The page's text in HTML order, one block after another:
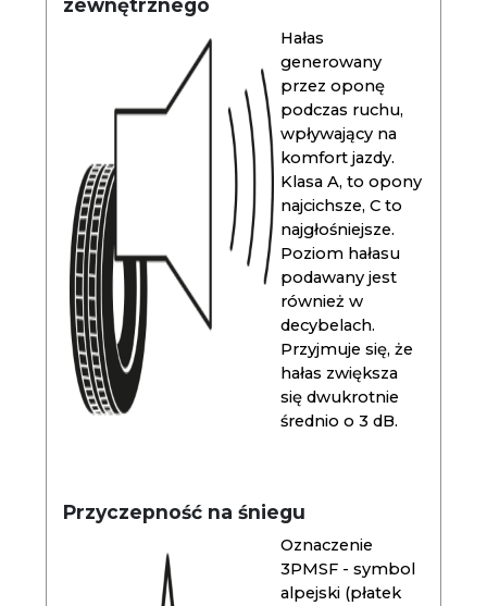
zewnętrznego
Hałas
generowany
przez oponę
podczas ruchu,
wpływający na
komfort jazdy.
Klasa A, to opony
najcichsze, C to
najgłośniejsze.
Poziom hałasu
podawany jest
również w
decybelach.
Przyjmuje się, że
hałas zwiększa
się dwukrotnie
średnio o 3 dB.
Przyczepność na śniegu
Oznaczenie
3PMSF - symbol
alpejski (płatek